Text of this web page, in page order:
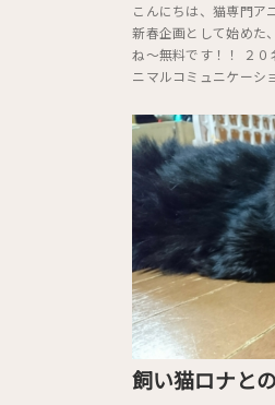
こんにちは、猫専門
新春企画として始めた
ね〜無料です！！ ２
ニマルコミュニケーシ
飼い猫ロナと